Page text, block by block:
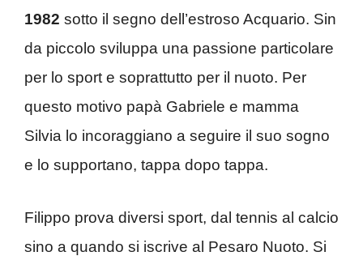
1982 sotto il segno dell’estroso Acquario. Sin
da piccolo sviluppa una passione particolare
per lo sport e soprattutto per il nuoto. Per
questo motivo papà Gabriele e mamma
Silvia lo incoraggiano a seguire il suo sogno
e lo supportano, tappa dopo tappa.
Filippo prova diversi sport, dal tennis al calcio
sino a quando si iscrive al Pesaro Nuoto. Si